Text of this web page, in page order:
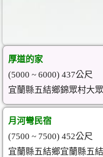
厚道的家
(5000 ~ 6000) 437公尺
宜蘭縣五結鄉錦眾村大
月河彎民宿
(7500 ~ 7500) 452公尺
宜蘭縣五結鄉宜蘭縣五